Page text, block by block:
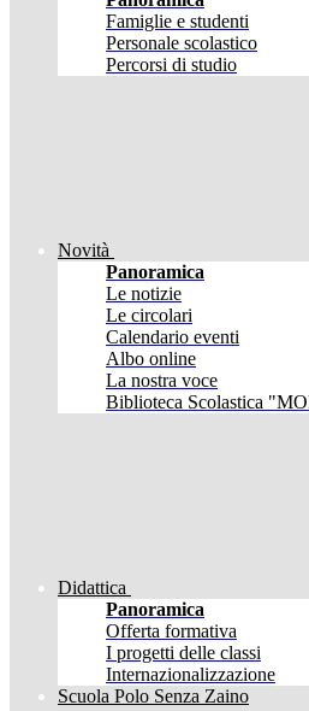
Famiglie e studenti
Personale scolastico
Percorsi di studio
Novità
Panoramica
Le notizie
Le circolari
Calendario eventi
Albo online
La nostra voce
Biblioteca Scolastica
Didattica
Panoramica
Offerta formativa
I progetti delle classi
Internazionalizzazione
Scuola Polo Senza Zaino